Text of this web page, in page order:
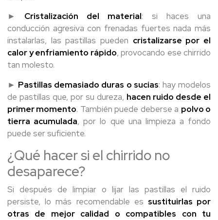
► Cristalización del material: si haces una
conducción agresiva con frenadas fuertes nada más
instalarlas, las pastillas pueden cristalizarse por el
calor y enfriamiento rápido, provocando ese chirrido
tan molesto.
► Pastillas demasiado duras o sucias: hay modelos
de pastillas que, por su dureza, hacen ruido desde el
primer momento. También puede deberse a polvo o
tierra acumulada, por lo que una limpieza a fondo
puede ser suficiente.
¿Qué hacer si el chirrido no
desaparece?
Si después de limpiar o lijar las pastillas el ruido
persiste, lo más recomendable es sustituirlas por
otras de mejor calidad o compatibles con tu